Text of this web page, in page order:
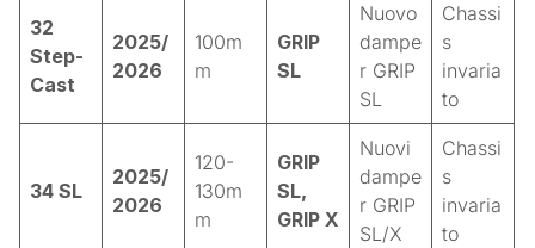
32
Step-
Cast
2025/
2026
100m
m
GRIP
SL
Nuovo
dampe
r GRIP
SL
Chassi
s
invaria
to
34 SL
2025/
2026
120-
130m
m
GRIP
SL,
GRIP X
Nuovi
dampe
r GRIP
SL/X
Chassi
s
invaria
to